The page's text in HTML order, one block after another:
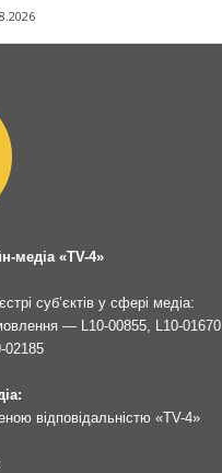
медіа «TV-4»
суб’єктів у сфері медіа:
— L10-00855, L10-01670
02185
відповідальністю «TV-4»